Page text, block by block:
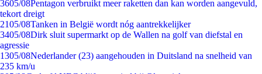
3605/08Pentagon verbruikt meer raketten dan kan worden aangevuld,
tekort dreigt
2105/08Tanken in België wordt nóg aantrekkelijker
3405/08Dirk sluit supermarkt op de Wallen na golf van diefstal en
agressie
1305/08Nederlander (23) aangehouden in Duitsland na snelheid van
235 km/u